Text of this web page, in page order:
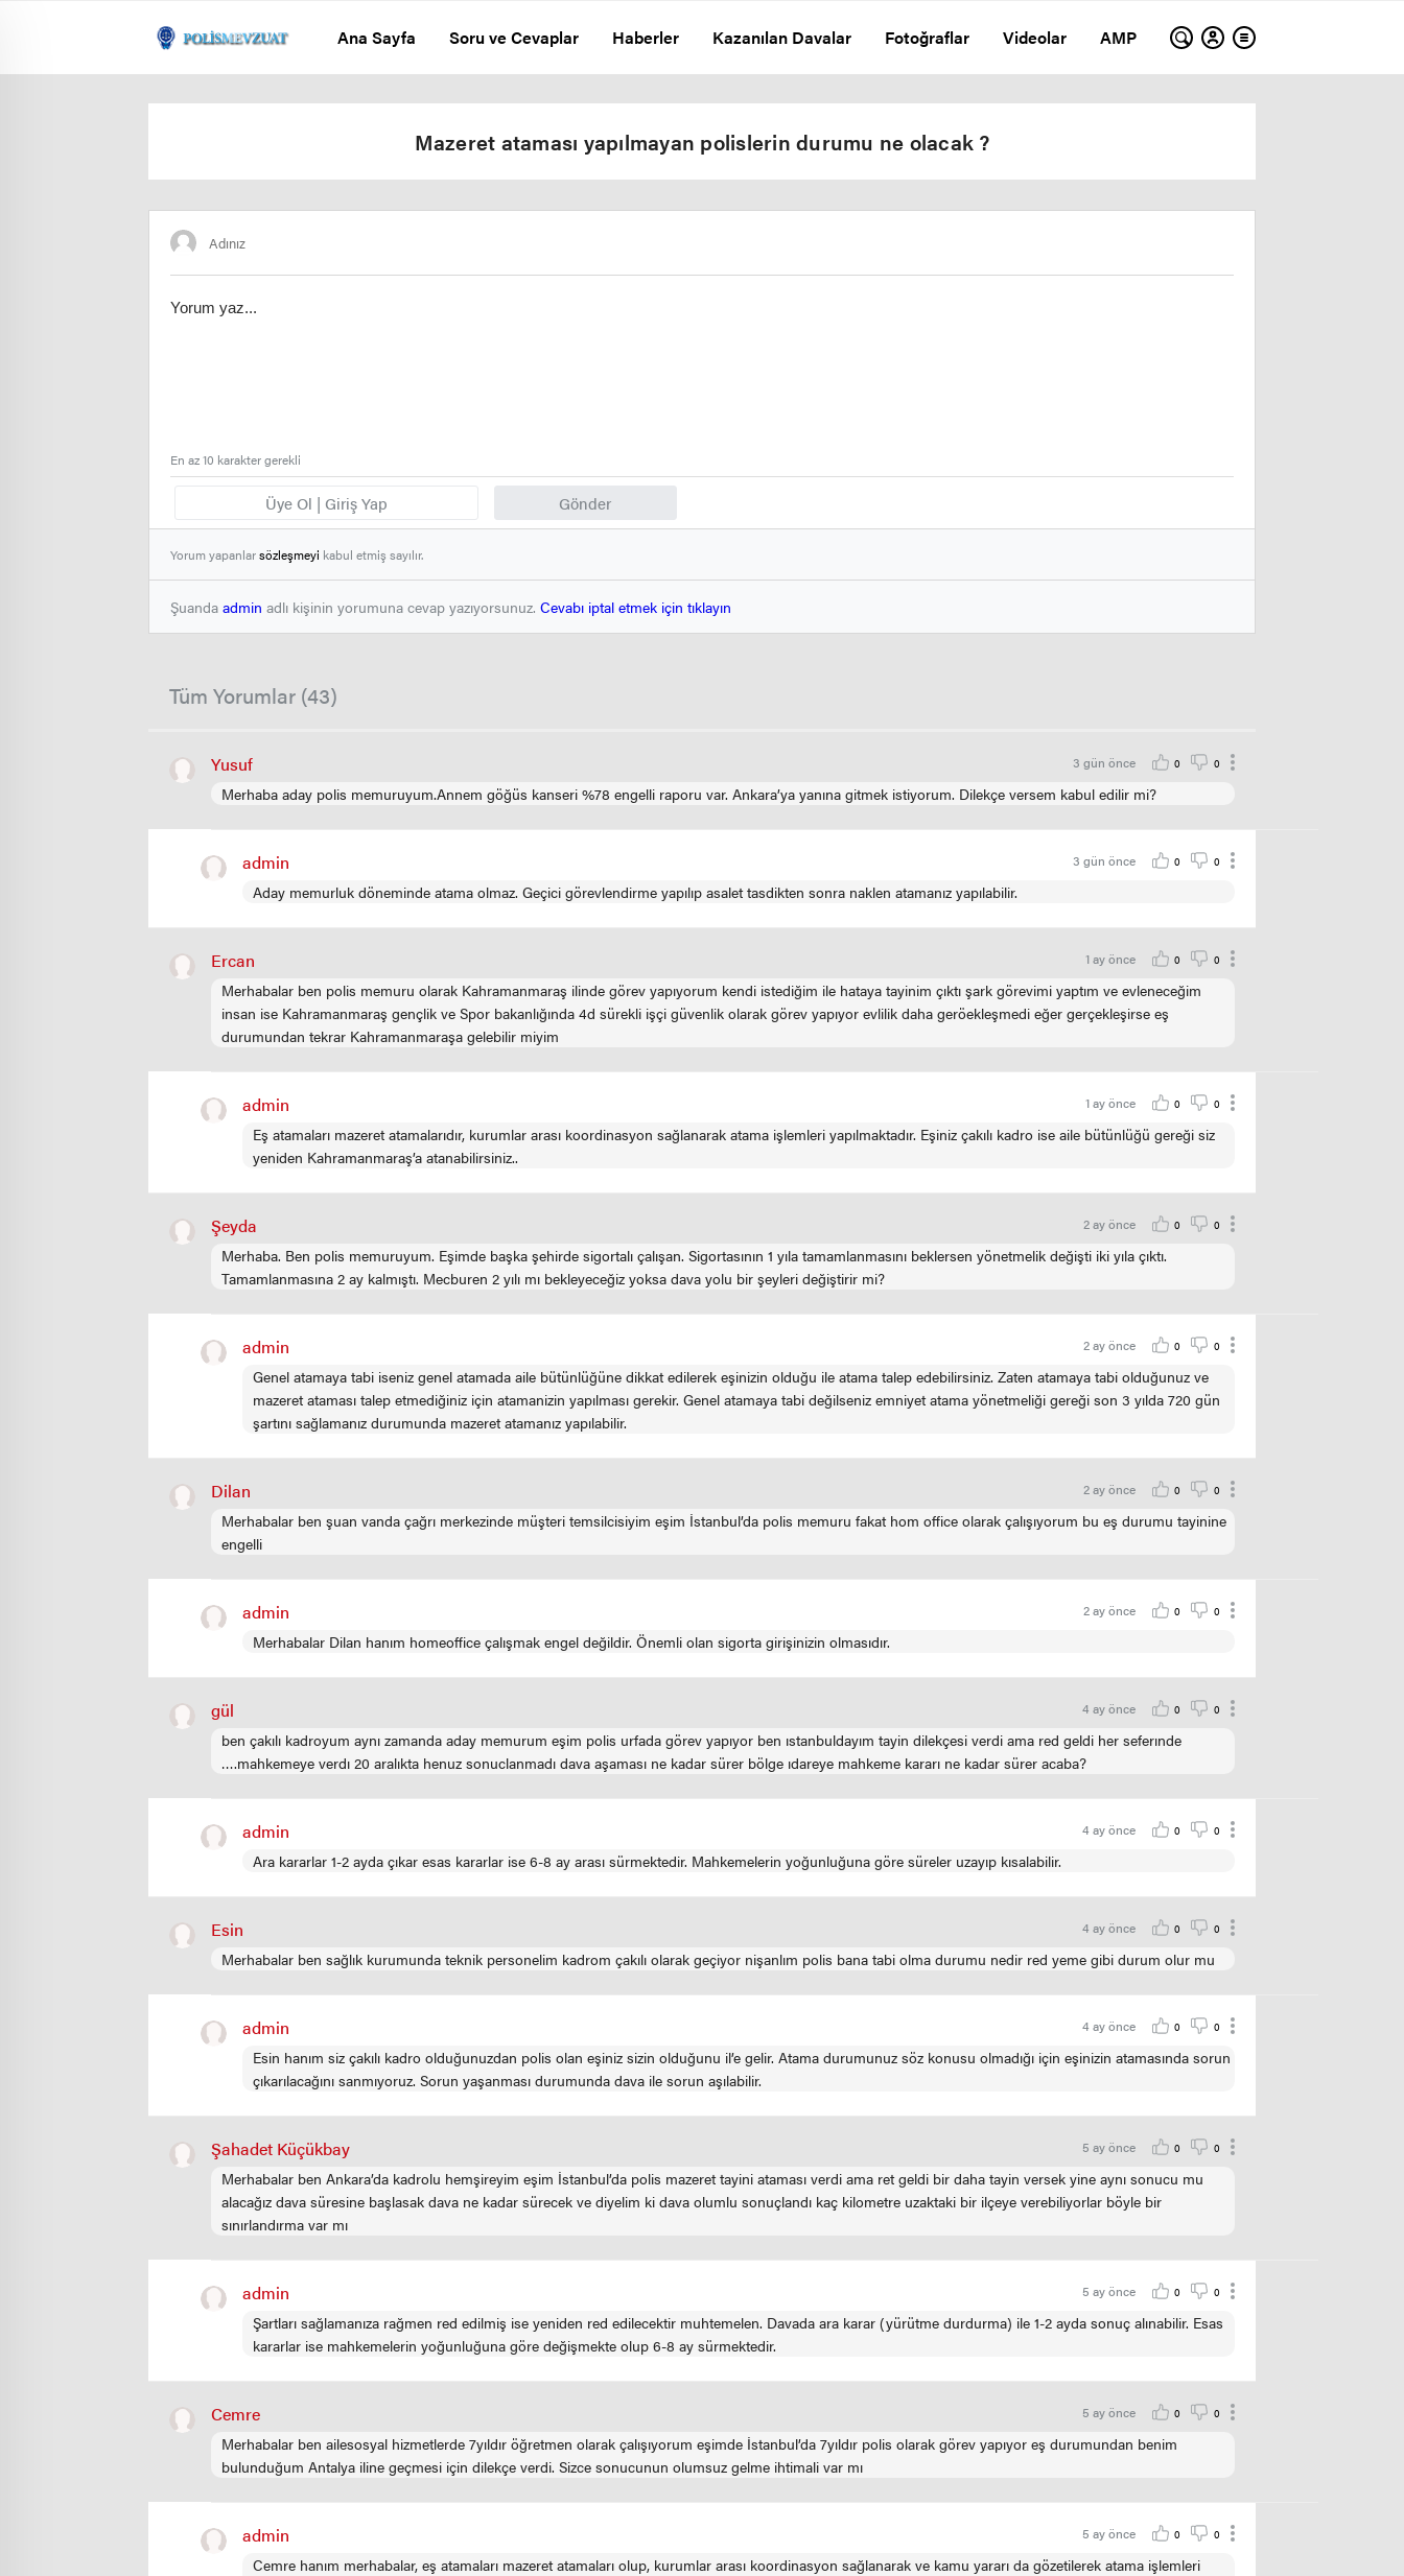
Ana Sayfa Soru ve Cevaplar Haberler Kazanılan Davalar Fotoğraflar Videolar AMP
Mazeret ataması yapılmayan polislerin durumu ne olacak ?
Üye Ol | Giriş Yap Gönder
En az 10 karakter gerekli
Yorum yapanlarsözleşmeyi kabul etmiş sayılır.
Şuanda admin adlı kişinin yorumuna cevap yazıyorsunuz. Cevabı iptal etmek için tıklayın
Tüm Yorumlar (43)
Yusuf 3 gün önce 0 0
Merhaba aday polis memuruyum.Annem göğüs kanseri %78 engelli raporu var. Ankara’ya yanına gitmek istiyorum. Dilekçe versem kabul edilir mi?
admin 3 gün önce 0 0
Aday memurluk döneminde atama olmaz. Geçici görevlendirme yapılıp asalet tasdikten sonra naklen atamanız yapılabilir.
Ercan 1 ay önce 0 0
Merhabalar ben polis memuru olarak Kahramanmaraş ilinde görev yapıyorum kendi istediğim ile hataya tayinim çıktı şark görevimi yaptım ve evleneceğim
insan ise Kahramanmaraş gençlik ve Spor bakanlığında 4d sürekli işçi güvenlik olarak görev yapıyor evlilik daha geröekleşmedi eğer gerçekleşirse eş
durumundan tekrar Kahramanmaraşa gelebilir miyim
admin 1 ay önce 0 0
Eş atamaları mazeret atamalarıdır, kurumlar arası koordinasyon sağlanarak atama işlemleri yapılmaktadır. Eşiniz çakılı kadro ise aile bütünlüğü gereği siz
yeniden Kahramanmaraş’a atanabilirsiniz..
Şeyda 2 ay önce 0 0
Merhaba. Ben polis memuruyum. Eşimde başka şehirde sigortalı çalışan. Sigortasının 1 yıla tamamlanmasını beklersen yönetmelik değişti iki yıla çıktı.
Tamamlanmasına 2 ay kalmıştı. Mecburen 2 yılı mı bekleyeceğiz yoksa dava yolu bir şeyleri değiştirir mi?
admin 2 ay önce 0 0
Genel atamaya tabi iseniz genel atamada aile bütünlüğüne dikkat edilerek eşinizin olduğu ile atama talep edebilirsiniz. Zaten atamaya tabi olduğunuz ve
mazeret ataması talep etmediğiniz için atamanizin yapılması gerekir. Genel atamaya tabi değilseniz emniyet atama yönetmeliği gereği son 3 yılda 720 gün
şartını sağlamanız durumunda mazeret atamanız yapılabilir.
Dilan 2 ay önce 0 0
Merhabalar ben şuan vanda çağrı merkezinde müşteri temsilcisiyim eşim İstanbul’da polis memuru fakat hom office olarak çalışıyorum bu eş durumu tayinine
engelli
admin 2 ay önce 0 0
Merhabalar Dilan hanım homeoffice çalışmak engel değildir. Önemli olan sigorta girişinizin olmasıdır.
gül 4 ay önce 0 0
ben çakılı kadroyum aynı zamanda aday memurum eşim polis urfada görev yapıyor ben ıstanbuldayım tayin dilekçesi verdi ama red geldi her seferınde
….mahkemeye verdı 20 aralıkta henuz sonuclanmadı dava aşaması ne kadar sürer bölge ıdareye mahkeme kararı ne kadar sürer acaba?
admin 4 ay önce 0 0
Ara kararlar 1-2 ayda çıkar esas kararlar ise 6-8 ay arası sürmektedir. Mahkemelerin yoğunluğuna göre süreler uzayıp kısalabilir.
Esin 4 ay önce 0 0
Merhabalar ben sağlık kurumunda teknik personelim kadrom çakılı olarak geçiyor nişanlım polis bana tabi olma durumu nedir red yeme gibi durum olur mu
admin 4 ay önce 0 0
Esin hanım siz çakılı kadro olduğunuzdan polis olan eşiniz sizin olduğunu il’e gelir. Atama durumunuz söz konusu olmadığı için eşinizin atamasında sorun
çıkarılacağını sanmıyoruz. Sorun yaşanması durumunda dava ile sorun aşılabilir.
Şahadet Küçükbay 5 ay önce 0 0
Merhabalar ben Ankara’da kadrolu hemşireyim eşim İstanbul’da polis mazeret tayini ataması verdi ama ret geldi bir daha tayin versek yine aynı sonucu mu
alacağız dava süresine başlasak dava ne kadar sürecek ve diyelim ki dava olumlu sonuçlandı kaç kilometre uzaktaki bir ilçeye verebiliyorlar böyle bir
sınırlandırma var mı
admin 5 ay önce 0 0
Şartları sağlamanıza rağmen red edilmiş ise yeniden red edilecektir muhtemelen. Davada ara karar (yürütme durdurma) ile 1-2 ayda sonuç alınabilir. Esas
kararlar ise mahkemelerin yoğunluğuna göre değişmekte olup 6-8 ay sürmektedir.
Cemre 5 ay önce 0 0
Merhabalar ben ailesosyal hizmetlerde 7yıldır öğretmen olarak çalışıyorum eşimde İstanbul’da 7yıldır polis olarak görev yapıyor eş durumundan benim
bulunduğum Antalya iline geçmesi için dilekçe verdi. Sizce sonucunun olumsuz gelme ihtimali var mı
admin 5 ay önce 0 0
Cemre hanım merhabalar, eş atamaları mazeret atamaları olup, kurumlar arası koordinasyon sağlanarak ve kamu yararı da gözetilerek atama işlemleri